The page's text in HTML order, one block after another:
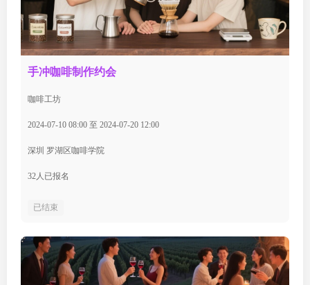
手冲咖啡制作约会
咖啡工坊
2024-07-10 08:00 至 2024-07-20 12:00
深圳 罗湖区咖啡学院
32人已报名
已结束